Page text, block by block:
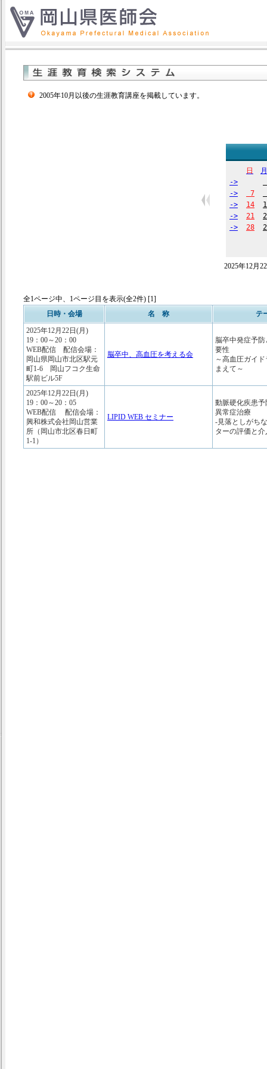
2005年10月以後の生涯教育講座を掲載しています。
日
月
->
->
7
->
14
->
21
->
28
2025年12月
全1ページ中、1ページ目を表示(全2件) [1]
日時・会場
名 称
テ
2025年12月22日(月)
19：00～20：00
WEB配信 配信会場：
岡山県岡山市北区駅元
町1-6 岡山フコク生命
駅前ビル5F
脳卒中、高血圧を考える会
脳卒中発症予
要性
～高血圧ガイ
まえて～
2025年12月22日(月)
19：00～20：05
WEB配信 配信会場：
興和株式会社岡山営業
所（岡山市北区春日町
1-1）
LIPID WEB セミナー
動脈硬化疾患
異常症治療
-見落としがち
ターの評価と介